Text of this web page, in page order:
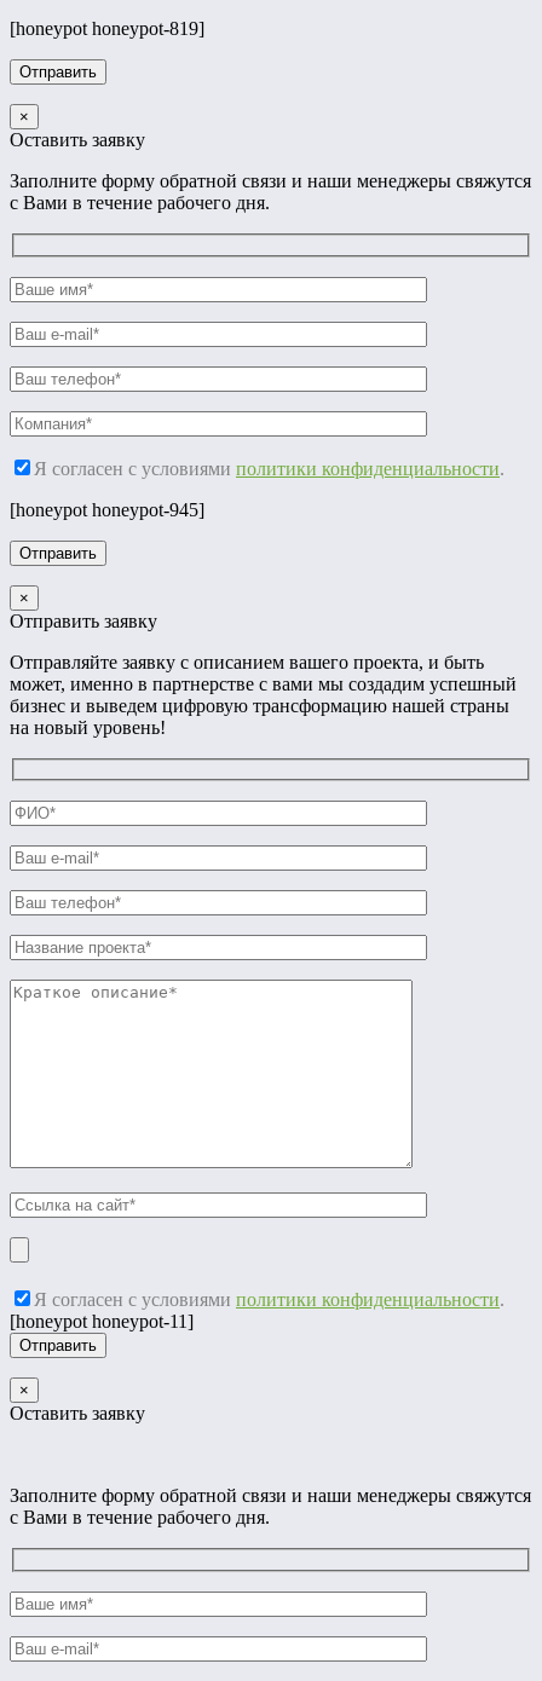
[honeypot honeypot-819]
×
Оставить заявку
Заполните форму обратной связи и наши менеджеры свяжутся
с Вами в течение рабочего дня.
Я согласен с условиями политики конфиденциальности.
[honeypot honeypot-945]
×
Отправить заявку
Отправляйте заявку с описанием вашего проекта, и быть
может, именно в партнерстве с вами мы создадим успешный
бизнес и выведем цифровую трансформацию нашей страны
на новый уровень!
Я согласен с условиями политики конфиденциальности.
[honeypot honeypot-11]
×
Оставить заявку
Заполните форму обратной связи и наши менеджеры свяжутся
с Вами в течение рабочего дня.